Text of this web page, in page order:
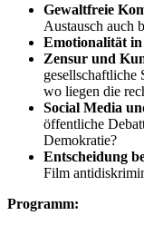
Gewaltfreie
Austausch auch
Emotionalität in
Zensur und
gesellschaftliche
wo liegen die
Social Media
öffentliche
Demokratie?
Entscheidung
Film
Programm: